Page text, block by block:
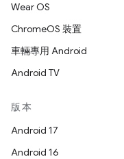
Wear OS
ChromeOS 裝置
車輛專用 Android
Android TV
版本
Android 17
Android 16